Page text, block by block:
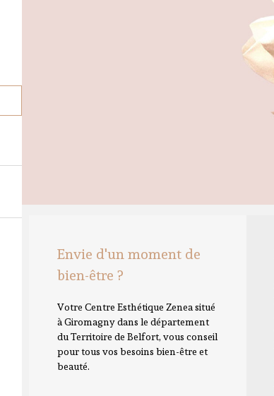
Envie d'un moment de
bien-être ?
Votre Centre Esthétique Zenea situé
à Giromagny dans le département
du Territoire de Belfort, vous conseil
pour tous vos besoins bien-être et
beauté.